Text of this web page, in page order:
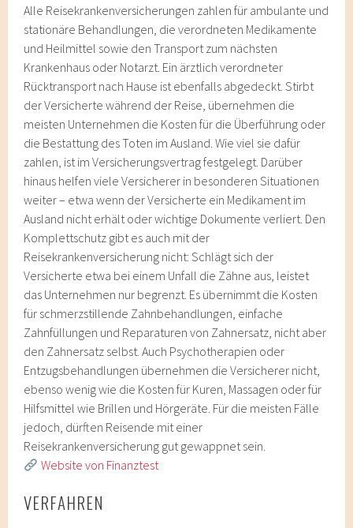
Alle Reisekrankenversicherungen zahlen für ambulante und
stationäre Behandlungen, die verordneten Medikamente
und Heilmittel sowie den Transport zum nächsten
Krankenhaus oder Notarzt. Ein ärztlich verordneter
Rücktransport nach Hause ist ebenfalls abgedeckt. Stirbt
der Versicherte während der Reise, übernehmen die
meisten Unternehmen die Kosten für die Überführung oder
die Bestattung des Toten im Ausland. Wie viel sie dafür
zahlen, ist im Versicherungsvertrag festgelegt. Darüber
hinaus helfen viele Versicherer in besonderen Situationen
weiter – etwa wenn der Versicherte ein Medikament im
Ausland nicht erhält oder wichtige Dokumente verliert. Den
Komplettschutz gibt es auch mit der
Reisekrankenversicherung nicht: Schlägt sich der
Versicherte etwa bei einem Unfall die Zähne aus, leistet
das Unternehmen nur begrenzt. Es übernimmt die Kosten
für schmerzstillende Zahnbehandlungen, einfache
Zahnfüllungen und Reparaturen von Zahnersatz, nicht aber
den Zahnersatz selbst. Auch Psychotherapien oder
Entzugsbehandlungen übernehmen die Versicherer nicht,
ebenso wenig wie die Kosten für Kuren, Massagen oder für
Hilfsmittel wie Brillen und Hörgeräte. Für die meisten Fälle
jedoch, dürften Reisende mit einer
Reisekrankenversicherung gut gewappnet sein.
Website von Finanztest
VERFAHREN